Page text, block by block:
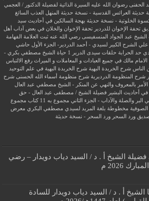
الحفنى رضوان الله عليه
السيرة الذاتية لفضيلة الدكتور / العجمي
حديثة العرائس القدسية - نسخة حديثة
المنهل العذب السائغ
الخلوتية - نسخة حديثة بهجة السالكين في أحاديث سيد
تحفة الإخوان للدردير تحفة الإخوان والخلان في بعض آداب أهل
الشيخ عبد الجواد المنسفيسى رضي الله عنه ثبت العلامة الفهامة
الشرح الكبير لسيدي - أحمد الدردير- الجزء الأول حاشي
حد الحرابة حلقات سيدى الدرير 1
حياة الشيخ مصطفي بكري -
مالك في جميع العبادات و المعاملات و الميراث رفع الالتباس
الناس شرح الخريدة البهية شرح الخريدة البهية في علم التوحيد
شرح المنظومة الدرديرية شرح منظومة أسماء الله الحسنى شرح
بالمعروف والنهي عن المنكر - الشيخ مصطفي عبد العال
في أحاديث البشير فضيلة الشيخ / مصطفى عبد العال - حق
البر والصلة والآداب - الجزء الثاني مجموع به 11 كتاب
مجموع
مخطوطة بلغة المريد لسيدي مصطفي البكري معرض
ورد السحر ورد السحر - نسخة حديثة
فضيلة الشيخ أ . د / السيد دياب دويدار – رضي
2026 م
أ . د / السيد دياب دويدار للسادة